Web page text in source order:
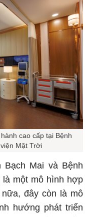
cao cấp tại Bệnh
Mặt Trời
Mai và Bệnh
là một mô hình hợp
đây còn là mô
hướng phát triển